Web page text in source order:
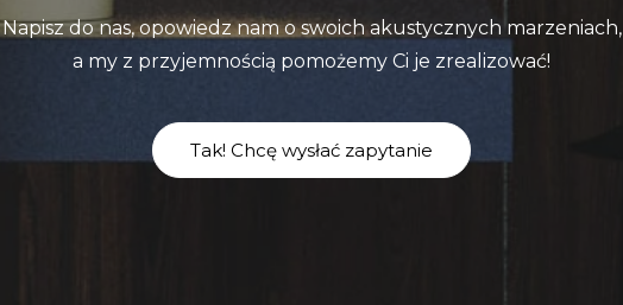
Napisz do nas, opowiedz nam o swoich akustycznych marzeniach,
a my z przyjemnością pomożemy Ci je zrealizować!
Tak! Chcę wysłać zapytanie